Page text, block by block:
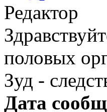
Редактор
половых
Зуд -
Дата